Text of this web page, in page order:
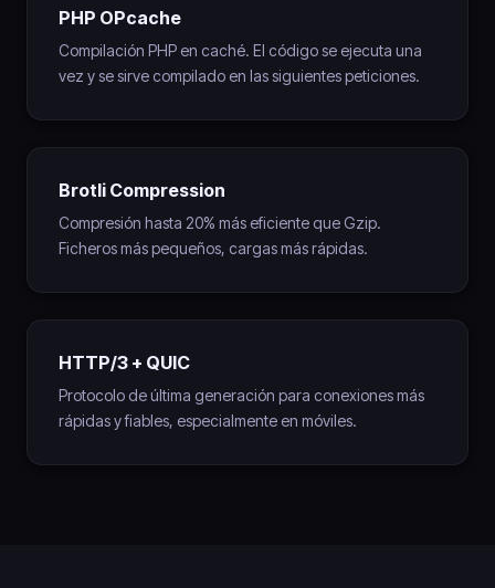
PHP OPcache
Compilación PHP en caché. El código se ejecuta una
vez y se sirve compilado en las siguientes peticiones.
Brotli Compression
Compresión hasta 20% más eficiente que Gzip.
Ficheros más pequeños, cargas más rápidas.
HTTP/3 + QUIC
Protocolo de última generación para conexiones más
rápidas y fiables, especialmente en móviles.